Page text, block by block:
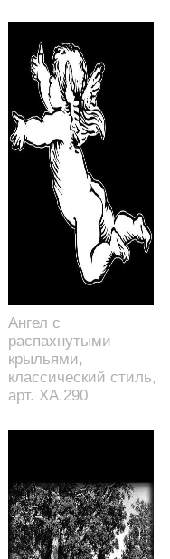
Ангел с
распахнутыми
крыльями,
классический стиль,
арт. XA.290